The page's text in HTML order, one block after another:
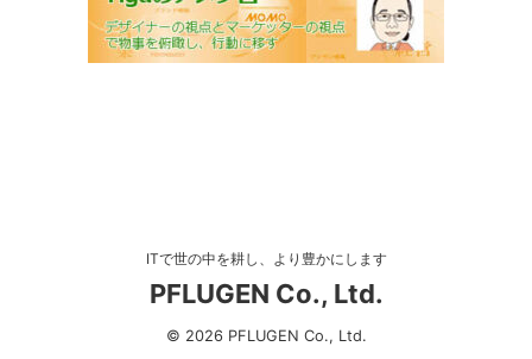
ITで世の中を耕し、より豊かにします
PFLUGEN Co., Ltd.
© 2026 PFLUGEN Co., Ltd.